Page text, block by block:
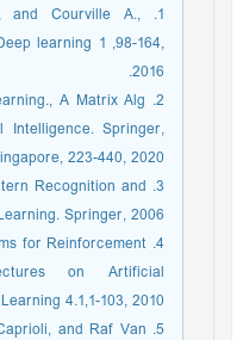
and Courville A.,
learning 1 ,98-164,
2016.
A Matrix Alg
Intelligence. Springer,
223-440, 2020.
Recognition and
Springer, 2006.‏
for Reinforcement
on Artificial
4.1,1-103, 2010.
and Raf Van